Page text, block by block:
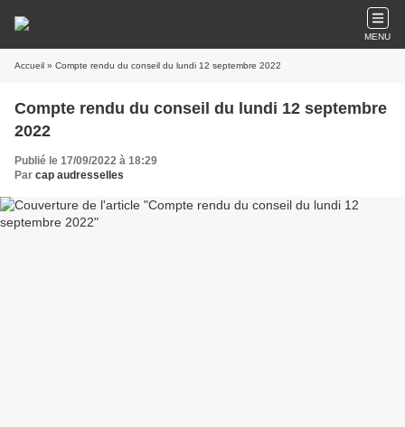
MENU
Accueil » Compte rendu du conseil du lundi 12 septembre 2022
Compte rendu du conseil du lundi 12 septembre
2022
Publié le 17/09/2022 à 18:29
Par cap audresselles